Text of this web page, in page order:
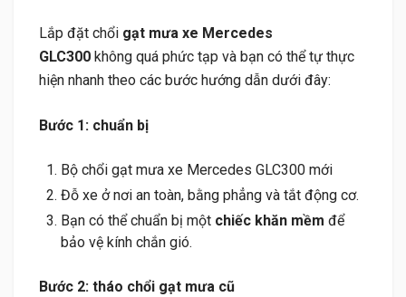
Lắp đặt chổi gạt mưa xe Mercedes
GLC300 không quá phức tạp và bạn có thể tự thực
hiện nhanh theo các bước hướng dẫn dưới đây:
Bước 1: chuẩn bị
Bộ chổi gạt mưa xe Mercedes GLC300 mới
Đỗ xe ở nơi an toàn, bằng phẳng và tắt động cơ.
Bạn có thể chuẩn bị một chiếc khăn mềm để
bảo vệ kính chắn gió.
Bước 2: tháo chổi gạt mưa cũ